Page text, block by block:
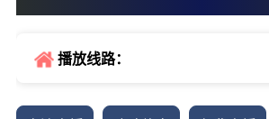
完赛
播放线路：